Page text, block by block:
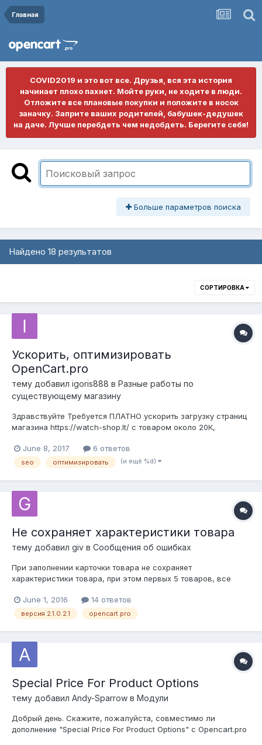
Главная
COVID2019 и это вот все. Друзья, вся эта история
начинает плохо пахнет. Мойте руки, не ходите в люди.
Отложите все плановые покупки и положите в носок
заначку. Заприте ваших родителей, бабушек-дедушек
на даче. Лучше перебдеть чем недобдеть. Берегите себя!
Больше параметров поиска
Найдено 18 результатов
СОРТИРОВКА
Ускорить, оптимизировать
OpenCart.pro
тему добавил igoris888 в Разные работы по
существующему магазину
Здравствуйте Требуется ПЛАТНО ускорить загрузку страниц
магазина https://watch-shop.lt/ с товаром около 20К,
версия 2.3.0.2.1 установлены штатный Turbo, SEO CMS ver.:
38.1 TOP 2 + multilang, шаблон NewStore … на сегодня
June 8, 2017 6 ответов
seo оптимизировать (и ещё %d)
Не сохраняет характеристики товара
тему добавил giv в Сообщения об ошибках
При заполнении карточки товара не сохраняет
характеристики товара, при этом первых 5 товаров, все
это какой-то сырец
June 1, 2016 14 ответов
версия 2.1.0.2.1 opencart.pro
Special Price For Product Options
тему добавил Andy-Sparrow в Модули
Добрый день. Скажите, пожалуйста, совместимо ли
дополнение "Special Price For Product Options" с Opencart.pro